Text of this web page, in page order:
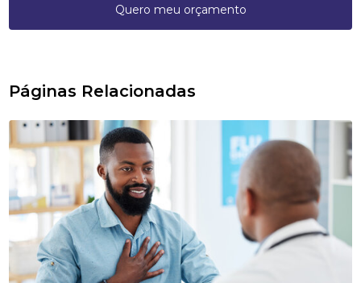
Quero meu orçamento
Páginas Relacionadas